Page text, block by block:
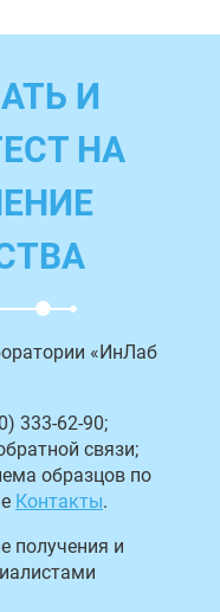
И
НА
«ИнЛаб
333-62-90;
связи;
образцов по
Контакты.
получения и